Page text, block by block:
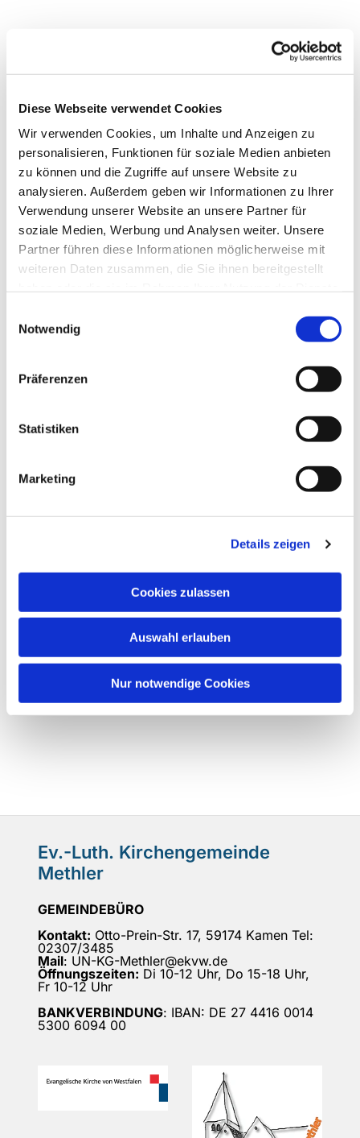
Diese Webseite verwendet Cookies
Wir verwenden Cookies, um Inhalte und Anzeigen zu
personalisieren, Funktionen für soziale Medien anbieten
zu können und die Zugriffe auf unsere Website zu
analysieren. Außerdem geben wir Informationen zu Ihrer
Verwendung unserer Website an unsere Partner für
soziale Medien, Werbung und Analysen weiter. Unsere
Partner führen diese Informationen möglicherweise mit
weiteren Daten zusammen, die Sie ihnen bereitgestellt
Notwendig
Präferenzen
Statistiken
Marketing
Details zeigen
Cookies zulassen
Auswahl erlauben
Nur notwendige Cookies
Dies könnte Sie auch
Ev.-Luth. Kirchengemeinde
Methler
GEMEINDEBÜRO
Kontakt: Otto-Prein-Str. 17, 59174 Kamen Tel:
02307/3485
Mail: UN-KG-Methler@ekvw.de
Öffnungszeiten: Di 10-12 Uhr, Do 15-18 Uhr,
Fr 10-12 Uhr
BANKVERBINDUNG: IBAN: DE 27 4416 0014
5300 6094 00